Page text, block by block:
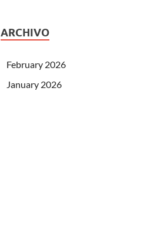
ARCHIVO
February 2026
January 2026